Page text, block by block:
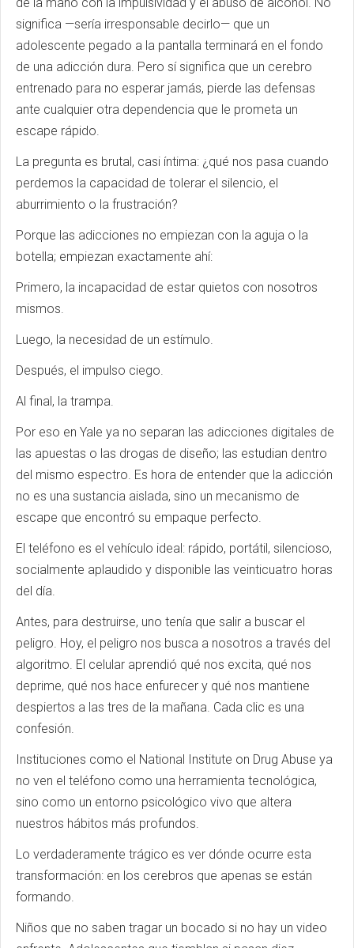
significa —sería irresponsable decirlo— que un
adolescente pegado a la pantalla terminará en el fondo
de una adicción dura. Pero sí significa que un cerebro
entrenado para no esperar jamás, pierde las defensas
ante cualquier otra dependencia que le prometa un
escape rápido.
La pregunta es brutal, casi íntima: ¿qué nos pasa cuando
perdemos la capacidad de tolerar el silencio, el
aburrimiento o la frustración?
Porque las adicciones no empiezan con la aguja o la
botella; empiezan exactamente ahí:
Primero, la incapacidad de estar quietos con nosotros
mismos.
Luego, la necesidad de un estímulo.
Después, el impulso ciego.
Al final, la trampa.
Por eso en Yale ya no separan las adicciones digitales de
las apuestas o las drogas de diseño; las estudian dentro
del mismo espectro. Es hora de entender que la adicción
no es una sustancia aislada, sino un mecanismo de
escape que encontró su empaque perfecto.
El teléfono es el vehículo ideal: rápido, portátil, silencioso,
socialmente aplaudido y disponible las veinticuatro horas
del día.
Antes, para destruirse, uno tenía que salir a buscar el
peligro. Hoy, el peligro nos busca a nosotros a través del
algoritmo. El celular aprendió qué nos excita, qué nos
deprime, qué nos hace enfurecer y qué nos mantiene
despiertos a las tres de la mañana. Cada clic es una
confesión.
Instituciones como el National Institute on Drug Abuse ya
no ven el teléfono como una herramienta tecnológica,
sino como un entorno psicológico vivo que altera
nuestros hábitos más profundos.
Lo verdaderamente trágico es ver dónde ocurre esta
transformación: en los cerebros que apenas se están
formando.
Niños que no saben tragar un bocado si no hay un video